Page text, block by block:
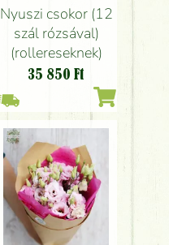
Nyuszi csokor (12
szál rózsával)
(rollereseknek)
35 850 Ft